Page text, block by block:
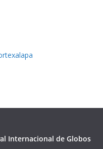
Internacional de Globos